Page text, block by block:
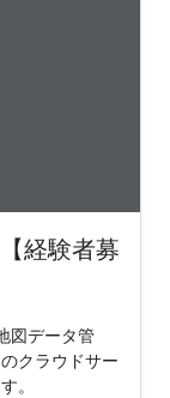
経験者募
図データ管
クラウドサー
。